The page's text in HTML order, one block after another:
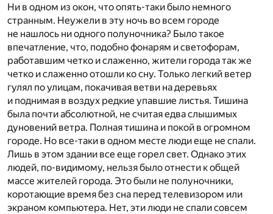
Ни в одном из окон, что опять-таки было немного
странным. Неужели в эту ночь во всем городе
не нашлось ни одного полуночника? Было такое
впечатление, что, подобно фонарям и светофорам,
работавшим четко и слаженно, жители города так же
четко и слаженно отошли ко сну. Только легкий ветер
гулял по улицам, покачивая ветви на деревьях
и поднимая в воздух редкие упавшие листья. Тишина
была почти абсолютной, не считая едва слышимых
дуновений ветра. Полная тишина и покой в огромном
городе. Но все-таки в одном месте люди еще не спали.
Лишь в этом здании все еще горел свет. Однако этих
людей, по-видимому, нельзя было отнести к общей
массе жителей города. Это были не полуночники,
коротающие время без сна перед телевизором или
экраном компьютера. Нет, эти люди не спали совсем